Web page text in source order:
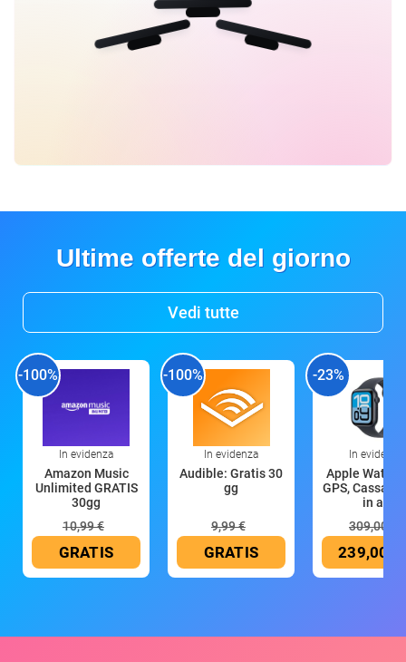
Ultime offerte del giorno
Vedi tutte
-100%
In evidenza
Amazon Music
Unlimited GRATIS
30gg
10,99 €
GRATIS
-100%
In evidenza
Audible: Gratis 30
gg
9,99 €
GRATIS
-23%
In evidenza
Apple Watch
GPS, Cassa
in all
309,00 €
239,00 €